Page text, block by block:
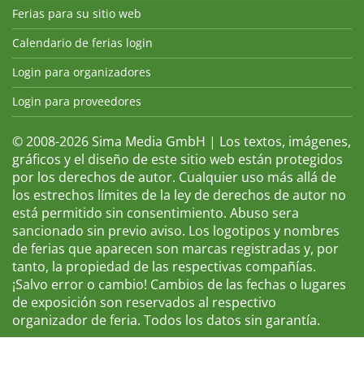
Ferias para su sitio web
Calendario de ferias login
Login para organizadores
Login para proveedores
© 2008-2026 Sima Media GmbH | Los textos, imágenes,
gráficos y el diseño de este sitio web están protegidos
por los derechos de autor. Cualquier uso más allá de
los estrechos límites de la ley de derechos de autor no
está permitido sin consentimiento. Abuso sera
sancionado sin previo aviso. Los logotipos y nombres
de ferias que aparecen son marcas registradas y, por
tanto, la propiedad de las respectivas compañías.
¡Salvo error o cambio! Cambios de las fechas o lugares
de exposición son reservados al respectivo
organizador de feria. Todos los datos sin garantía.